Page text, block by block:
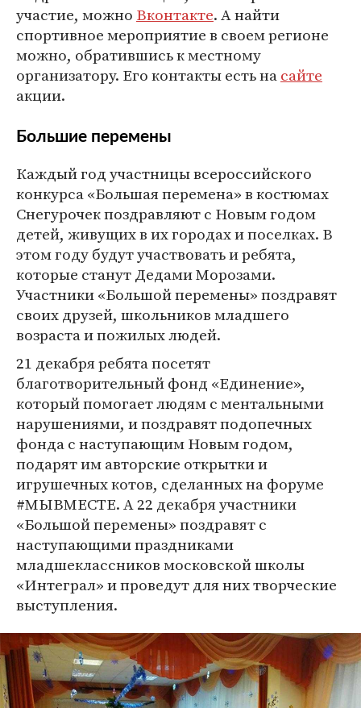
участие, можно Вконтакте. А найти
спортивное мероприятие в своем регионе
можно, обратившись к местному
организатору. Его контакты есть насайте
акции.
Большие перемены
Каждый год участницы всероссийского
конкурса «Большая перемена» в костюмах
Снегурочек поздравляют с Новым годом
детей, живущих в их городах и поселках. В
этом году будут участвовать и ребята,
которые станут Дедами Морозами.
Участники «Большой перемены» поздравят
своих друзей, школьников младшего
возраста и пожилых людей.
21 декабря ребята посетят
благотворительный фонд «Единение»,
который помогает людям с ментальными
нарушениями, и поздравят подопечных
фонда с наступающим Новым годом,
подарят им авторские открытки и
игрушечных котов, сделанных на форуме
#МЫВМЕСТЕ. А 22 декабря участники
«Большой перемены» поздравят с
наступающими праздниками
младшеклассников московской школы
«Интеграл» и проведут для них творческие
выступления.